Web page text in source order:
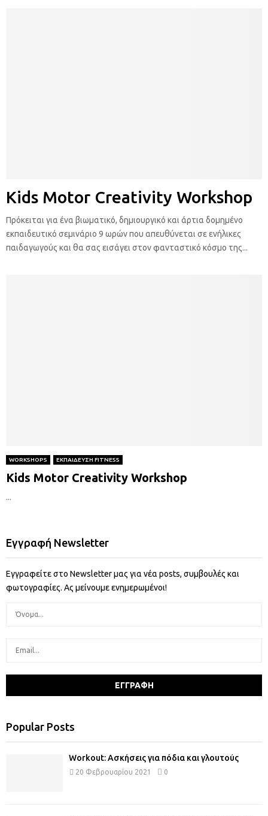
Kids Motor Creativity Workshop
Πρόκειται για ένα βιωματικό, δημιουργικό και άρτια δομημένο
εκπαιδευτικό σεμινάριο 9 ωρών που απευθύνεται σε ενήλικες
παιδαγωγούς και θα σας εισάγει στον φανταστικό κόσμο της...
WORKSHOPS ΕΚΠΑΙΔΕΥΣΗ FITNESS
Kids Motor Creativity Workshop
...
Εγγραφή Newsletter
Εγγραφείτε στο Newsletter μας για νέα posts, συμβουλές και
φωτογραφίες. Ας μείνουμε ενημερωμένοι!
Popular Posts
Workout: Ασκήσεις για πόδια και γλουτούς
20 Φεβρουαρίου 2021 0